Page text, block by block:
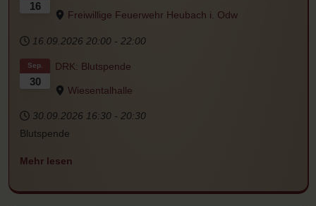
16
Freiwillige Feuerwehr Heubach i. Odw
16.09.2026 20:00 - 22:00
30
Sep. DRK: Blutspende
Wiesentalhalle
30.09.2026 16:30 - 20:30
Blutspende
Mehr lesen